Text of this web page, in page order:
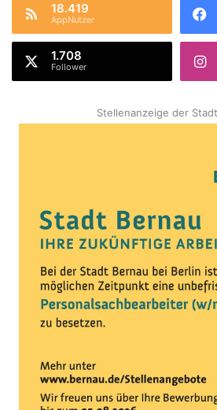
18.419
AppNutzer
1.708
Follower
Stellenanzeige der